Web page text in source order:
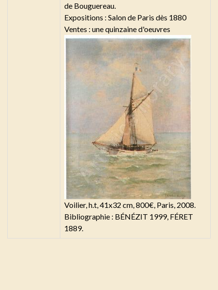
de Bouguereau.
Expositions : Salon de Paris dès 1880
Ventes : une quinzaine d'oeuvres
Voilier, h.t, 41x32 cm, 800€, Paris, 2008.
Bibliographie : BÉNÉZIT 1999, FÉRET
1889.